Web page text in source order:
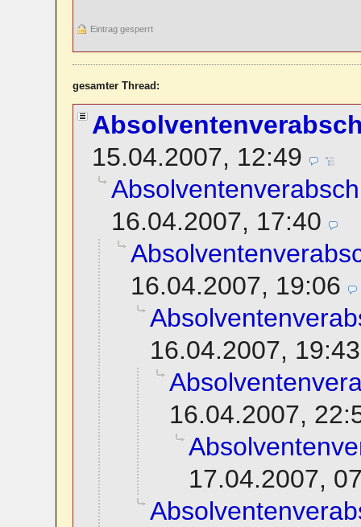
Eintrag gesperrt
gesamter Thread:
15.04.2007, 12:49
16.04.2007, 17:40
16.04.2007, 19:06
16.04.2007, 19:43
16.04.2007,
17.04.2007,